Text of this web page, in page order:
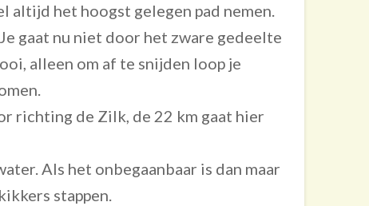
het hoogst gelegen pad nemen.
gaat nu niet door het zware gedeelte
alleen om af te snijden loop je
richting de Zilk, de 22 km gaat hier
Als het onbegaanbaar is dan maar
stappen.